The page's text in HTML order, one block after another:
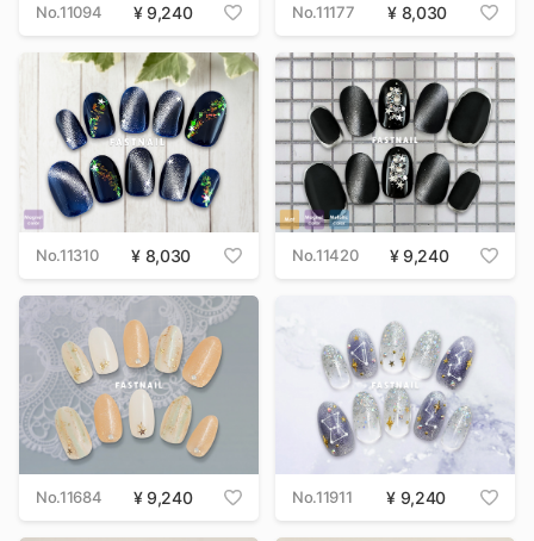
No.11094 9,240 No.11177 8,030
No.11310 8,030 No.11420 9,240
No.11684 9,240 No.11911 9,240